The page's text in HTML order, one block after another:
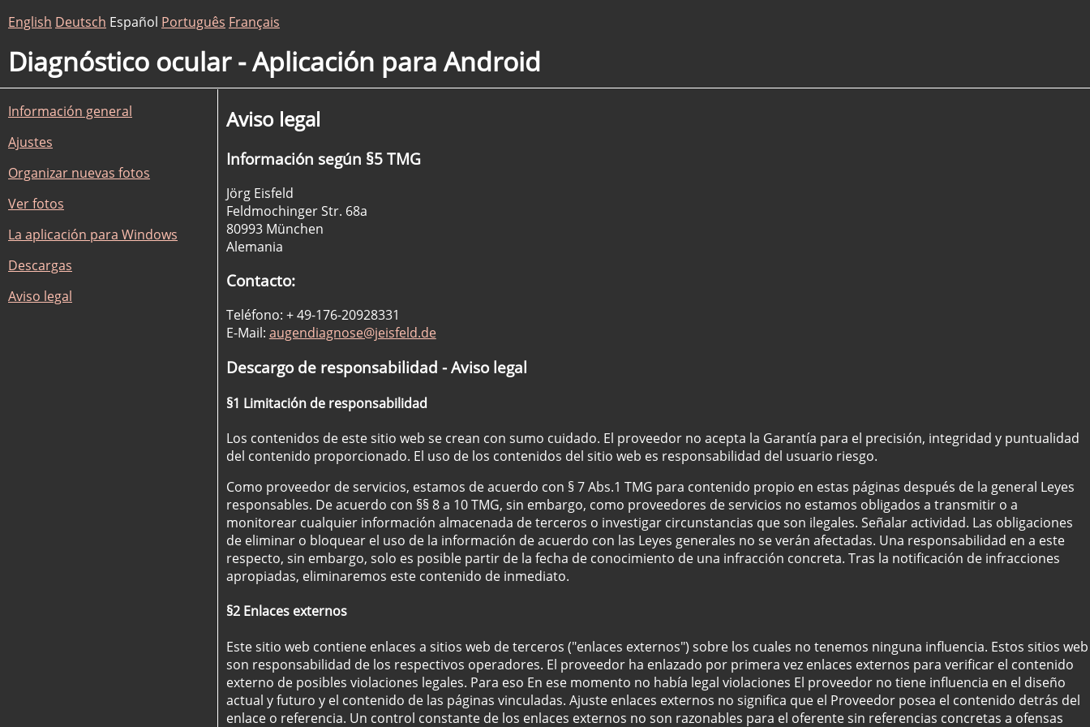
English Deutsch Español Português Français
Diagnóstico ocular - Aplicación para Android
Información general
Ajustes
Organizar nuevas fotos
Ver fotos
La aplicación para Windows
Descargas
Aviso legal
Aviso legal
Información según §5 TMG
Jörg Eisfeld
Feldmochinger Str. 68a
80993 München
Alemania
Contacto:
Teléfono: + 49-176-20928331
E-Mail: augendiagnose@jeisfeld.de
Descargo de responsabilidad - Aviso legal
§1 Limitación de responsabilidad
Los contenidos de este sitio web se crean con sumo cuidado. El proveedor no acepta la Garantía para el precisión, integridad y puntualidad
del contenido proporcionado. El uso de los contenidos del sitio web es responsabilidad del usuario riesgo.
Como proveedor de servicios, estamos de acuerdo con § 7 Abs.1 TMG para contenido propio en estas páginas después de la general Leyes
responsables. De acuerdo con §§ 8 a 10 TMG, sin embargo, como proveedores de servicios no estamos obligados a transmitir o a
monitorear cualquier información almacenada de terceros o investigar circunstancias que son ilegales. Señalar actividad. Las obligaciones
de eliminar o bloquear el uso de la información de acuerdo con las Leyes generales no se verán afectadas. Una responsabilidad en a este
respecto, sin embargo, solo es posible partir de la fecha de conocimiento de una infracción concreta. Tras la notificación de infracciones
apropiadas, eliminaremos este contenido de inmediato.
§2 Enlaces externos
Este sitio web contiene enlaces a sitios web de terceros ("enlaces externos") sobre los cuales no tenemos ninguna influencia. Estos sitios web
son responsabilidad de los respectivos operadores. El proveedor ha enlazado por primera vez enlaces externos para verificar el contenido
externo de posibles violaciones legales. Para eso En ese momento no había legal violaciones El proveedor no tiene influencia en el diseño
actual y futuro y el contenido de las páginas vinculadas. Ajuste enlaces externos no significa que el Proveedor posea el contenido detrás del
enlace o referencia. Un control constante de los enlaces externos no son razonables para el oferente sin referencias concretas a ofensas